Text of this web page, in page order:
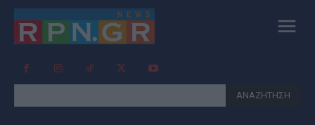
ΑΝΑΖΗΤΗΣΗ